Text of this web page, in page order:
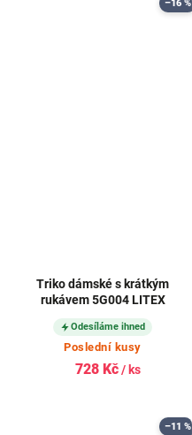
–16 %
Triko dámské s krátkým
rukávem 5G004 LITEX
Odesíláme ihned
Poslední kusy
728 Kč/ ks
–11 %